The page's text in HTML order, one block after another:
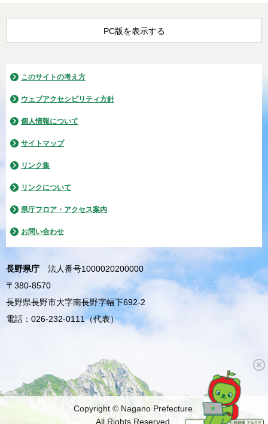
PC版を表示する
このサイトの考え方
ウェブアクセシビリティ方針
個人情報について
サイトマップ
リンク集
リンクについて
県庁フロア・アクセス案内
お問い合わせ
長野県庁
法人番号1000020200000
〒380-8570
長野県長野市大字南長野字幅下692-2
電話：026-232-0111（代表）
Copyright © Nagano Prefecture.
All Rights Reserved.